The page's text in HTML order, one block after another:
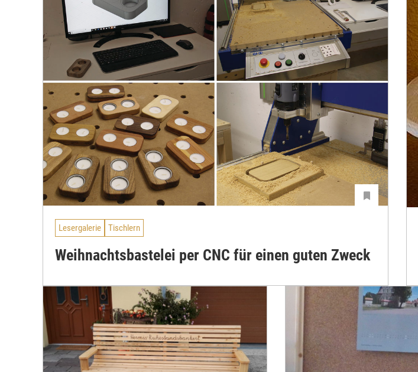
Lesergalerie Tischlern
Weihnachtsbastelei per CNC für einen guten Zweck